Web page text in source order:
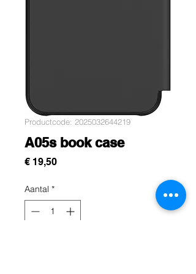
Productcode: 2025032644219
A05s book case
€ 19,50Prijs
Aantal *